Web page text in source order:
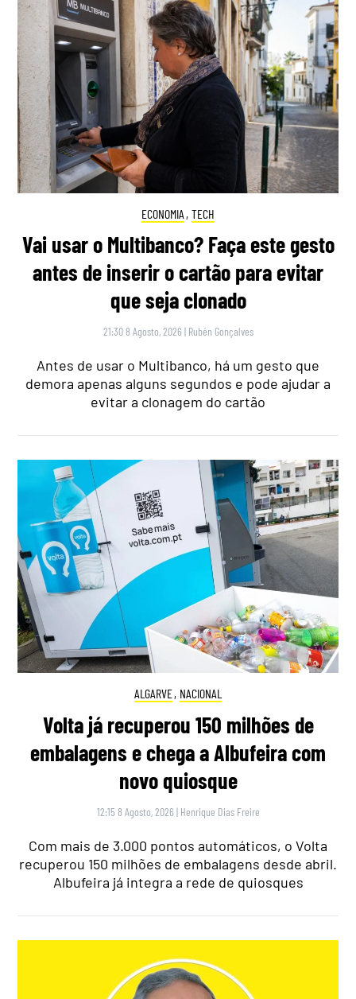
ECONOMIA , TECH
Vai usar o Multibanco? Faça este gesto
antes de inserir o cartão para evitar
que seja clonado
21:30 8 Agosto, 2026 | Rubén Gonçalves
Antes de usar o Multibanco, há um gesto que
demora apenas alguns segundos e pode ajudar a
evitar a clonagem do cartão
ALGARVE, NACIONAL
Volta já recuperou 150 milhões de
embalagens e chega a Albufeira com
novo quiosque
12:15 8 Agosto, 2026 | Henrique Dias Freire
Com mais de 3.000 pontos automáticos, o Volta
recuperou 150 milhões de embalagens desde abril.
Albufeira já integra a rede de quiosques